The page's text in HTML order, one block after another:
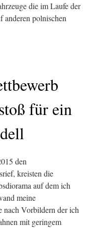
die im Laufe der
anderen polnischen
für ein
den
kreisten die
auf dem ich
meine
nach Vorbildern der ich
mit geringem